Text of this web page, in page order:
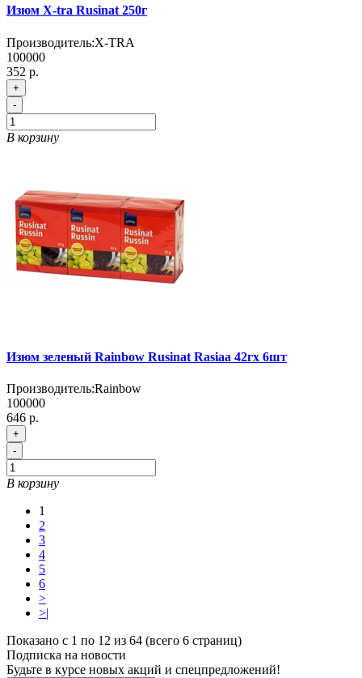
Изюм X-tra Rusinat 250г
Производитель:X-TRA
100000
352 р.
+
-
В корзину
Изюм зеленый Rainbow Rusinat Rasiaa 42гх 6шт
Производитель:Rainbow
100000
646 р.
+
-
В корзину
1
2
3
4
5
6
>
>|
Показано с 1 по 12 из 64 (всего 6 страниц)
Подписка на новости
Будьте в курсе новых акций и спецпредложений!